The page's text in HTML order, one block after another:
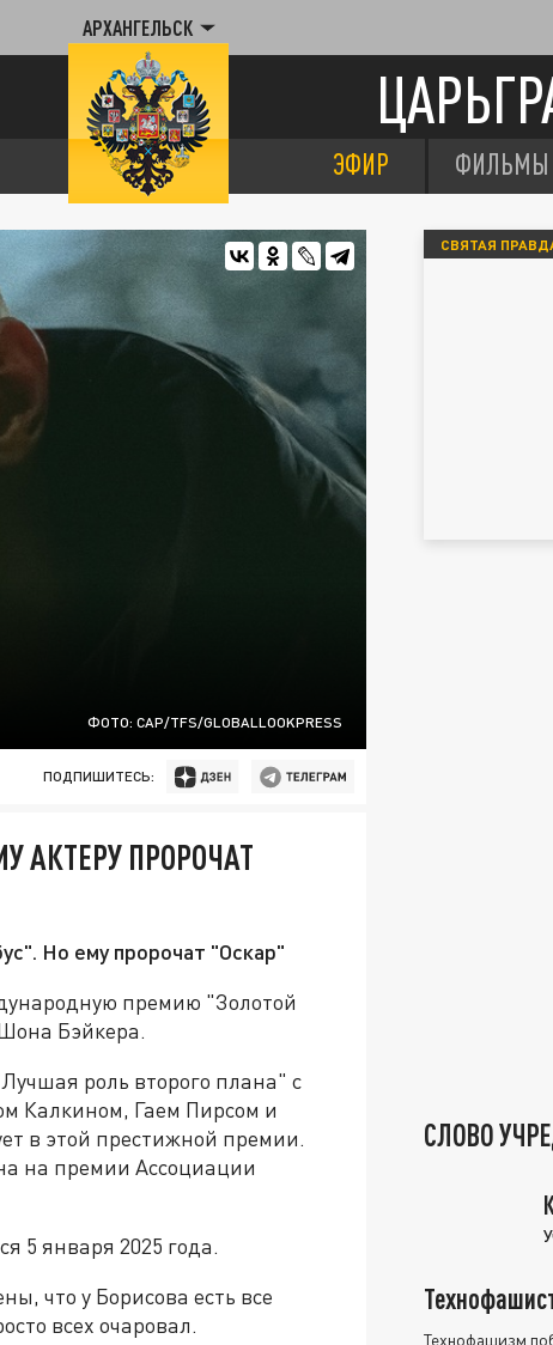
АРХАНГЕЛЬСК
ЭФИР ФИЛЬМЫ
ФОТО: CAP/TFS/GLOBALLOOKPRESS
ПОДПИШИТЕСЬ:
АКТЕРУ ПРОРОЧАТ
Но ему пророчат "Оскар"
премию "Золотой
Бэйкера.
роль второго плана" с
Калкином, Гаем Пирсом и
в этой престижной премии.
на премии Ассоциации
5 января 2025 года.
что у Борисова есть все
всех очаровал.
СВЯТАЯ
СЛОВО
Технофашизм